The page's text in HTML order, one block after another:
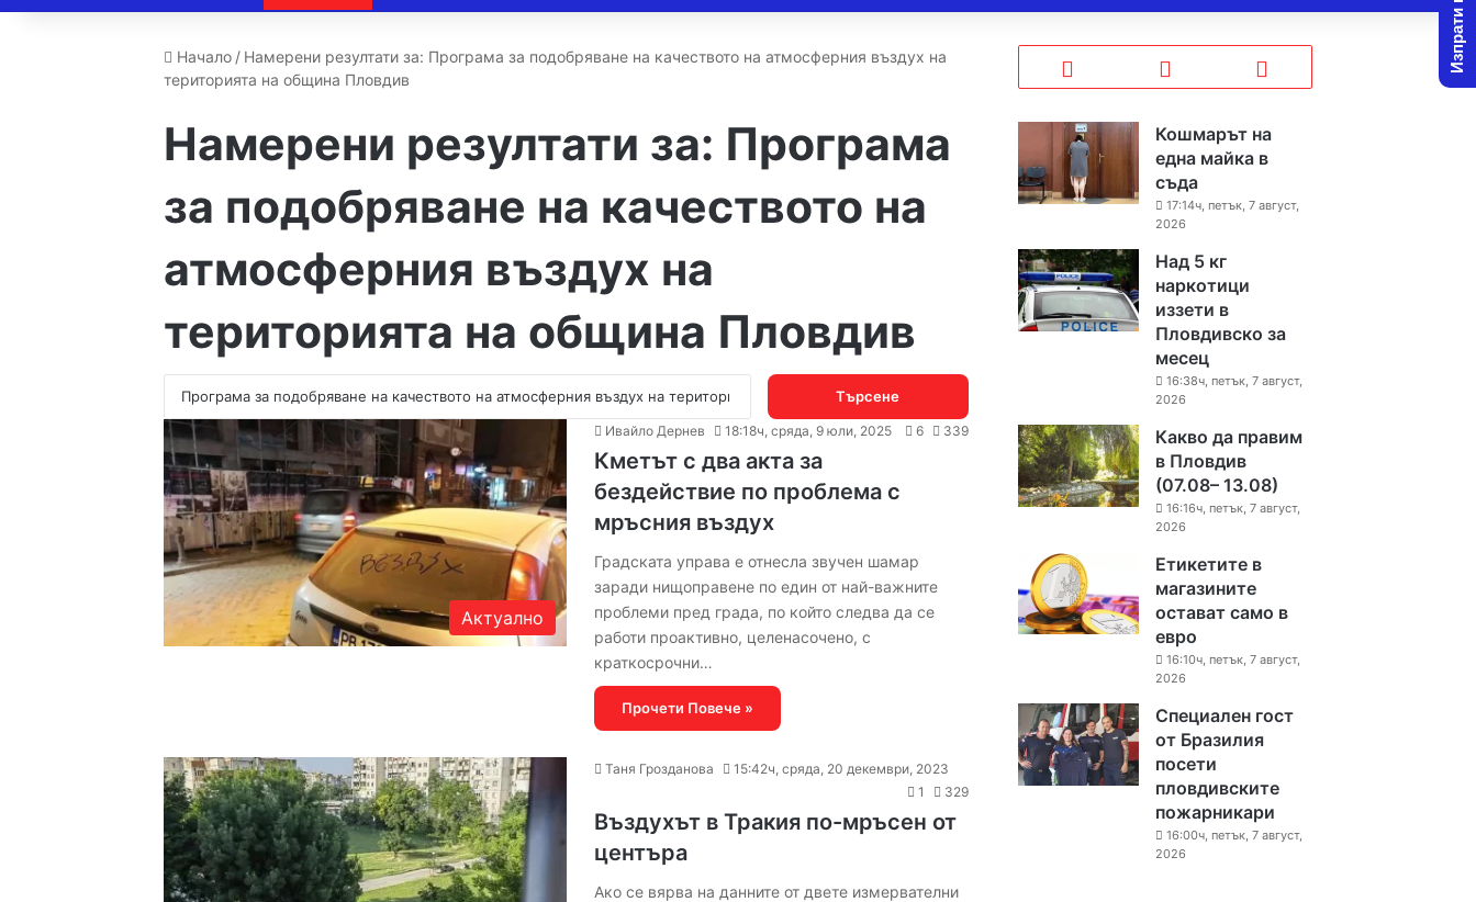
Начало / Намерени резултати за: Програма за подобряване на качеството на атмосферния въздух на
територията на община Пловдив
Намерени резултати за: Програма
за подобряване на качеството на
атмосферния въздух на
територията на община Пловдив
Търсене
за:
Актуално
Ивайло Дернев 18:18ч, сряда, 9 юли, 2025 6 339
Кметът с два акта за
бездействие по проблема с
мръсния въздух
Градската управа е отнесла звучен шамар
заради нищоправене по един от най-важните
проблеми пред града, по който следва да се
работи проактивно, целенасочено, с
краткосрочни…
Прочети Повече »
Таня Грозданова
15:42ч, сряда, 20 декември, 2023
1
329
Въздухът в Тракия по-мръсен от
центъра
Ако се вярва на данните от двете измервателни
Кошмарът на
една майка в
съда
17:14ч, петък, 7 август,
2026
Над 5 кг
наркотици
иззети в
Пловдивско за
месец
16:38ч, петък, 7 август,
2026
Какво да правим
в Пловдив
(07.08– 13.08)
16:16ч, петък, 7 август,
2026
Етикетите в
магазините
остават само в
евро
16:10ч, петък, 7 август,
2026
Специален гост
от Бразилия
посети
пловдивските
пожарникари
16:00ч, петък, 7 август,
2026